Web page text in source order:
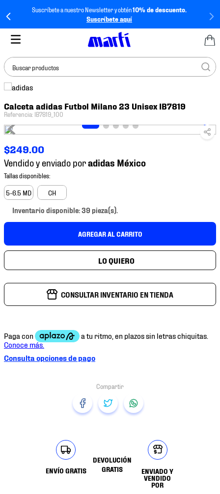
Suscríbete a nuestro Newsletter y obtén10% de descuento.
Suscríbete aquí
Buscar productos
Calceta adidas Futbol Milano 23 Unisex IB7819
Referencia: IB7819_100
$249.00
Vendido y enviado por
5-6.5 MD CH
Inventario disponible: 39 pieza(s).
AGREGAR AL CARRITO
CONSULTAR INVENTARIO EN TIENDA
Consulta opciones de pago
ENVÍO GRATIS
DEVOLUCIÓN
GRATIS
ENVIADO Y
VENDIDO
POR
BUSCADOS
3.
tenis
4.
jersey
5.
tenis futbol
6.
mochila
7.
chivas